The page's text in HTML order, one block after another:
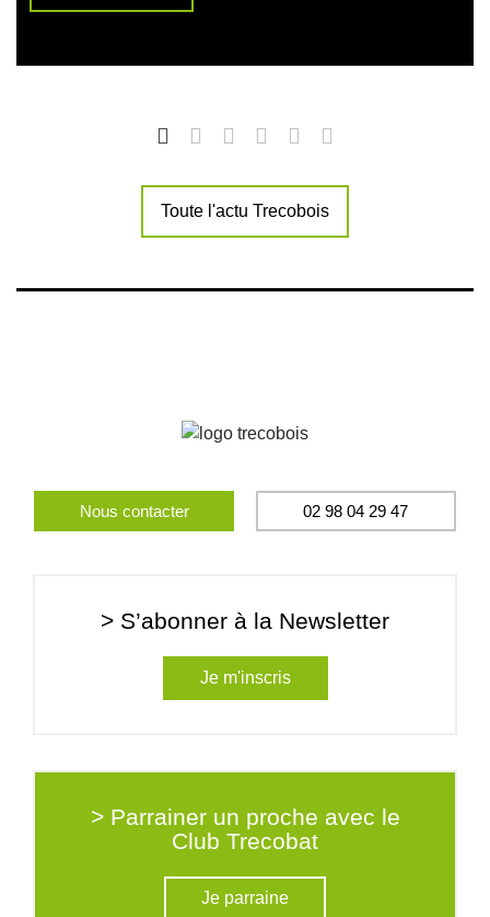
Toute l'actu Trecobois
Nous contacter 02 98 04 29 47
> S’abonner à la Newsletter
Je m'inscris
> Parrainer un proche avec le
Club Trecobat
Je parraine